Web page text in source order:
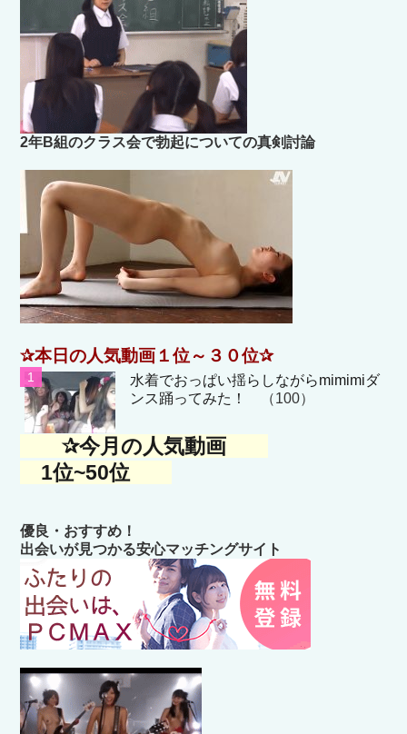
2年B組のクラス会で勃起についての真剣討論
✰本日の人気動画１位～３０位✰
水着でおっぱい揺らしながらmimimiダ
ンス踊ってみた！
（100）
✰今月の人気動画
1位~50位
優良・おすすめ！
出会いが見つかる安心マッチングサイト